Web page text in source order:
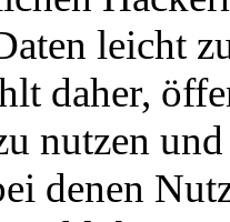
leicht
daher,
nutzen
denen